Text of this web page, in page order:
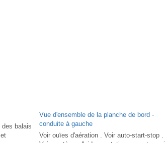
balais
Vue d'ensemble de la planche de bord -
conduite à gauche
Voir ouïes d'aération . Voir auto-start-stop .